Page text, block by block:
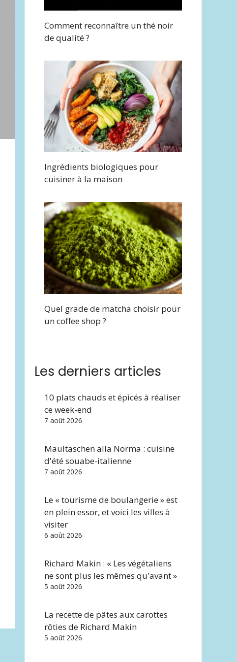
Comment reconnaître un thé noir
de qualité ?
Ingrédients biologiques pour
cuisiner à la maison
Quel grade de matcha choisir pour
un coffee shop ?
Les derniers articles
10 plats chauds et épicés à réaliser
ce week-end
7 août 2026
Maultaschen alla Norma : cuisine
d'été souabe-italienne
7 août 2026
Le « tourisme de boulangerie » est
en plein essor, et voici les villes à
visiter
6 août 2026
Richard Makin : « Les végétaliens
ne sont plus les mêmes qu'avant »
5 août 2026
La recette de pâtes aux carottes
rôties de Richard Makin
5 août 2026